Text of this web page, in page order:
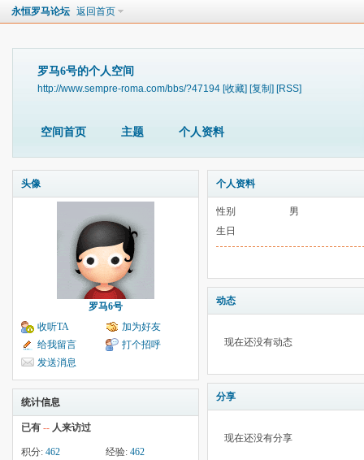
永恒罗马论坛 返回首页
罗马6号的个人空间
http://www.sempre-roma.com/bbs/?47194 [收藏] [复制] [RSS]
空间首页 主题 个人资料
头像
罗马6号
收听TA
加为好友
给我留言
打个招呼
发送消息
统计信息
已有 -- 人来访过
积分: 462 经验: 462
个人资料
性别
男
生日
动态
现在还没有动态
分享
现在还没有分享